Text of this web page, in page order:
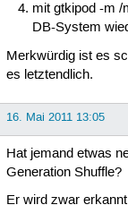
mit gtkipod -m /
DB-System
Merkwürdig ist es
es letztendlich.
16. Mai 2011 13:05
Hat jemand etwas
Generation Shuffle?
Er wird zwar